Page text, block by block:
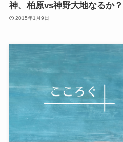
神、柏原vs神野大地なるか？
2015年1月9日